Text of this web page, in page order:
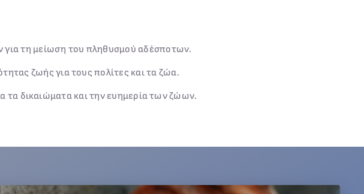
τη μείωση του πληθυσμού αδέσποτων.
ζωής για τους πολίτες και τα ζώα.
τα δικαιώματα και την ευημερία των ζώων.